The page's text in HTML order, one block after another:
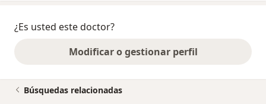
¿Es usted este doctor?
Modificar o gestionar perfil
Búsquedas relacionadas